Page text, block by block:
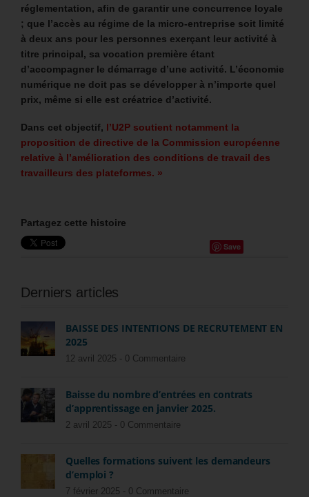
réglementation, afin de garantir une concurrence loyale
; que l’accès au régime de la micro-entreprise soit limité
à deux ans pour les personnes exerçant leur activité à
titre principal, sa vocation première étant
d’accompagner le démarrage d’une activité. L’économie
numérique ne doit pas se développer à n’importe quel
prix, même si elle est créatrice d’activité.
Dans cet objectif, l’U2P soutient notamment la
proposition de directive de la Commission européenne
relative à l’amélioration des conditions de travail des
travailleurs des plateformes. »
Partagez cette histoire
Save
Derniers articles
BAISSE DES INTENTIONS DE RECRUTEMENT EN
2025
12 avril 2025 - 0 Commentaire
Baisse du nombre d’entrées en contrats
d’apprentissage en janvier 2025.
2 avril 2025 - 0 Commentaire
Quelles formations suivent les demandeurs
d’emploi ?
7 février 2025 - 0 Commentaire